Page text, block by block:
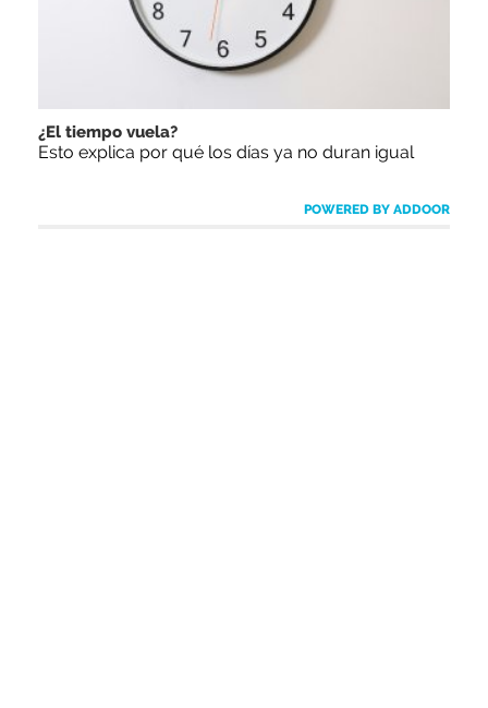
¿El tiempo vuela?
Esto explica por qué los días ya no duran igual
POWERED BY ADDOOR